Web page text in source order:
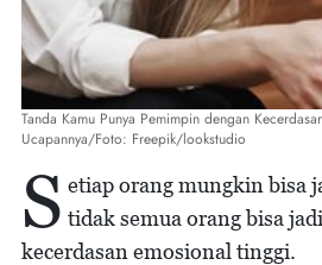
Tanda Kamu Punya Pemimpin dengan
Ucapannya/Foto: Freepik/lookstudio
S etiap orang mungkin bisa
tidak semua orang bisa
kecerdasan emosional tinggi.